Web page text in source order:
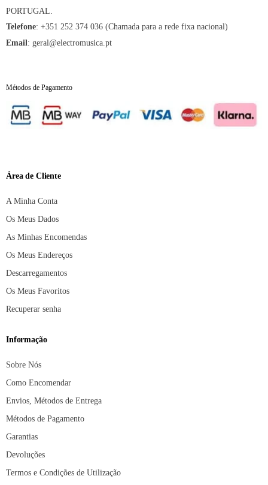
PORTUGAL.
Telefone: +351 252 374 036 (Chamada para a rede fixa nacional)
Email : geral@electromusica.pt
Métodos de Pagamento
Área de Cliente
A Minha Conta
Os Meus Dados
As Minhas Encomendas
Os Meus Endereços
Descarregamentos
Os Meus Favoritos
Recuperar senha
Informação
Sobre Nós
Como Encomendar
Envios, Métodos de Entrega
Métodos de Pagamento
Garantias
Devoluções
Termos e Condições de Utilização